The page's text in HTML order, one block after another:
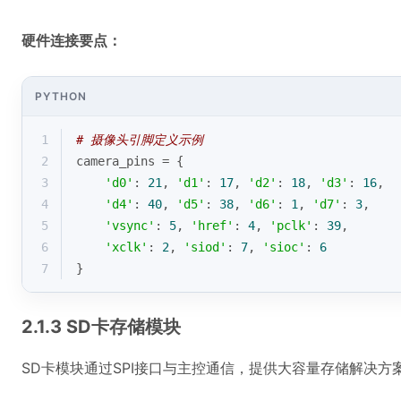
硬件连接要点：
PYTHON
1
# 摄像头引脚定义示例
2
camera_pins = {
3
'd0' : 21 , 'd1' : 17, 'd2' : 18, 'd3' : 16,
4
'd4' : 40, 'd5' : 38, 'd6' : 1 , 'd7' : 3,
5
'vsync' : 5, 'href' : 4, 'pclk' : 39,
6
'xclk' : 2, 'siod' : 7, 'sioc' : 6
7
}
2.1.3 SD卡存储模块
SD卡模块通过SPI接口与主控通信，提供大容量存储解决方